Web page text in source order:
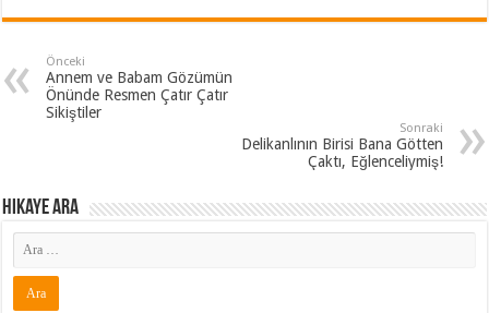
Önceki
Annem ve Babam Gözümün
Önünde Resmen Çatır Çatır
Sikiştiler
Sonraki
Delikanlının Birisi Bana Götten
Çaktı, Eğlenceliymiş!
Hikaye ARA